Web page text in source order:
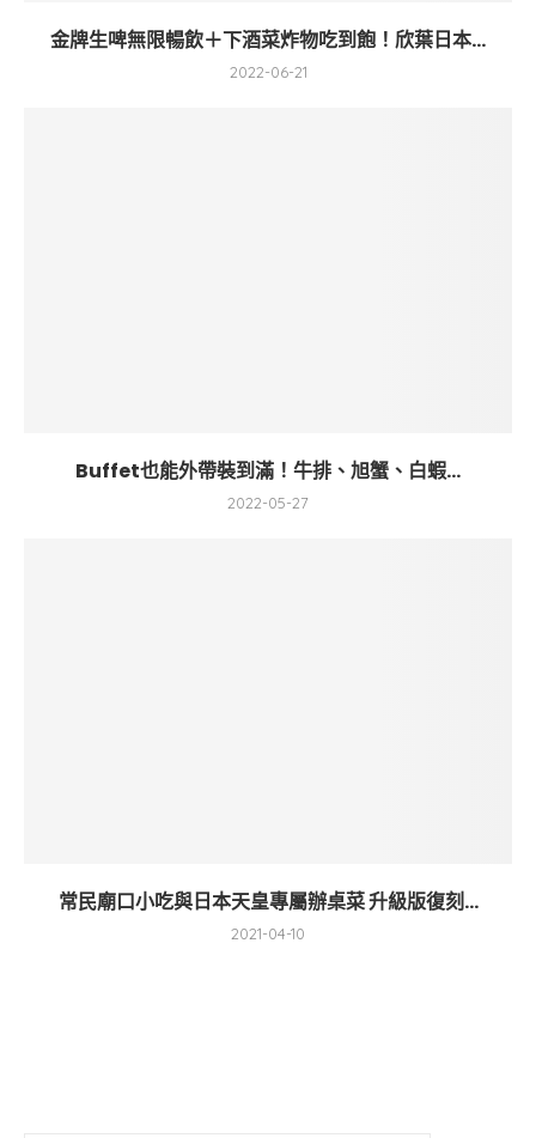
金牌生啤無限暢飲＋下酒菜炸物吃到飽！欣葉日本...
2022-06-21
Buffet也能外帶裝到滿！牛排、旭蟹、白蝦...
2022-05-27
常民廟口小吃與日本天皇專屬辦桌菜 升級版復刻...
2021-04-10